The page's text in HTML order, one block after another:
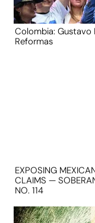
Colombia: Gustavo
Reformas
EXPOSING
CLAIMS —
NO. 114